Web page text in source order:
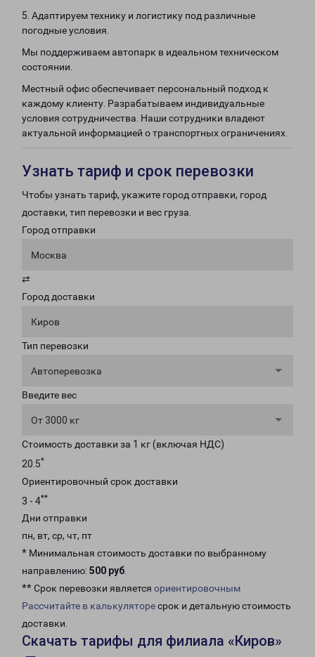
5. Адаптируем технику и логистику под различные
погодные условия.
Мы поддерживаем автопарк в идеальном техническом
состоянии.
Местный офис обеспечивает персональный подход к
каждому клиенту. Разрабатываем индивидуальные
условия сотрудничества. Наши сотрудники владеют
актуальной информацией о транспортных ограничениях.
Узнать тариф и срок перевозки
Чтобы узнать тариф, укажите город отправки, город
доставки, тип перевозки и вес груза.
Город отправки
Москва
⇄
Город доставки
Киров
Тип перевозки
Автоперевозка
Введите вес
От 3000 кг
Стоимость доставки за 1 кг (включая НДС)
20.5*
Ориентировочный срок доставки
3 - 4**
Дни отправки
пн, вт, ср, чт, пт
* Минимальная стоимость доставки по выбранному
направлению: 500 руб.
** Срок перевозки является ориентировочным
Рассчитайте в калькуляторесрок и детальную стоимость
доставки.
Скачать тарифы для филиала «Киров»